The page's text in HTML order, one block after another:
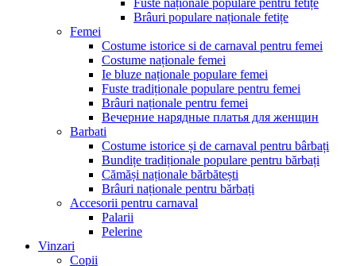
Fuste naționale populare pentru fetițe
Brâuri populare naționale fetițe
Femei
Costume istorice si de carnaval pentru femei
Costume naționale femei
Ie bluze naționale populare femei
Fuste tradiționale populare pentru femei
Brâuri naționale pentru femei
Вечерние нарядные платья для женщин
Barbati
Costume istorice și de carnaval pentru bârbați
Bundițe tradiționale populare pentru bărbați
Cămăși naționale bărbătești
Brâuri naționale pentru bărbați
Accesorii pentru carnaval
Palarii
Pelerine
Vinzari
Copii